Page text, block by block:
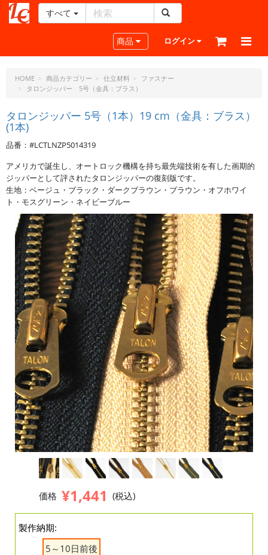
ー
ラ
フ
ド
ッ
ト・
ェ
ー
ピ
ー
すべて
Toggle navigation
商品 ログイン
HOME 商品カテゴリー 仕立材料
ファスナー
タロンジッパー 5号（金具：ブラス）
タロンジッパー 5号（1本）19 cm（金具：ブラス）
(1本)
品番：#LCTLNZP5014319
アメリカで誕生し、オートロック機構を持ち最先端技術を有した画期的
ジッパーとして評されたタロンジッパーの復刻版です。
生地：ベージュ・ブラック・ダークブラウン・ブラウン・オフホワイ
ト・モスグリーン・ネイビーブルー
価格 ¥1,441 (税込)
製作納期:
5～10日前後